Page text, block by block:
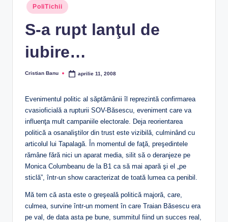
Posted
in
PoliTichii
S-a rupt lanţul de
iubire…
Posted
Cristian Banu aprilie 11, 2008
Evenimentul politic al săptămânii îl reprezintă confirmarea
cvasioficială a rupturii SOV-Băsescu, eveniment care va
influenţa mult campaniile electorale. Deja reorientarea
politică a osanaliştilor din trust este vizibilă, culminând cu
articolul lui Tapalagă. În momentul de faţă, preşedintele
rămâne fără nici un aparat media, silit să o deranjeze pe
Monica Columbeanu de la B1 ca să mai apară şi el „pe
sticlă”, într-un show caracterizat de toată lumea ca penibil.
Mă tem că asta este o greşeală politică majoră, care,
culmea, survine într-un moment în care Traian Băsescu era
pe val, de data asta pe bune, summitul fiind un succes real,